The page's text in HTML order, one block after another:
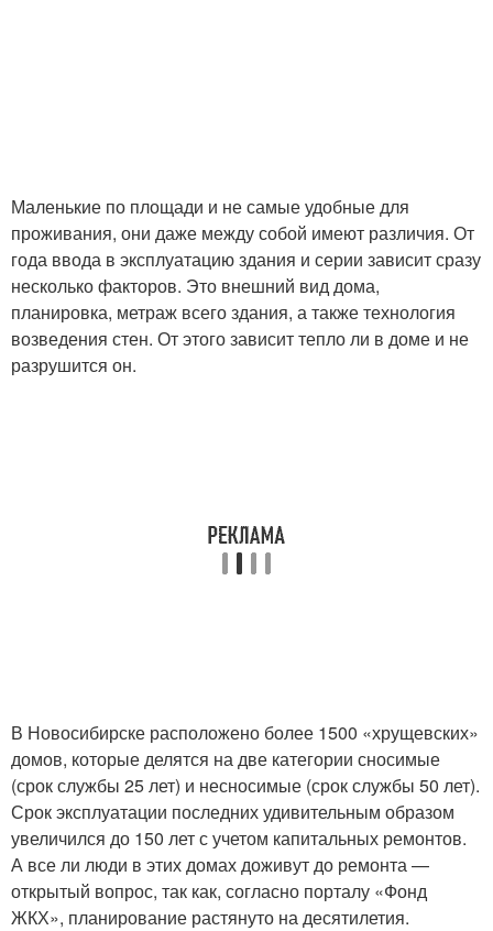
Маленькие по площади и не самые удобные для
проживания, они даже между собой имеют различия. От
года ввода в эксплуатацию здания и серии зависит сразу
несколько факторов. Это внешний вид дома,
планировка, метраж всего здания, а также технология
возведения стен. От этого зависит тепло ли в доме и не
разрушится он.
В Новосибирске расположено более 1500 «хрущевских»
домов, которые делятся на две категории сносимые
(срок службы 25 лет) и несносимые (срок службы 50 лет).
Срок эксплуатации последних удивительным образом
увеличился до 150 лет с учетом капитальных ремонтов.
А все ли люди в этих домах доживут до ремонта —
открытый вопрос, так как, согласно порталу «Фонд
ЖКХ», планирование растянуто на десятилетия.